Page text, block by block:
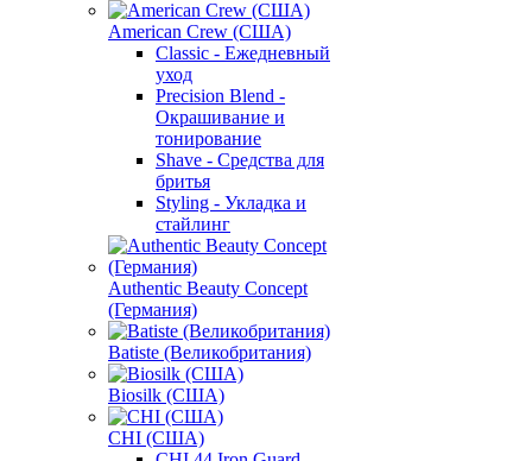
American Crew (США)
Classic - Ежедневный
уход
Precision Blend -
Окрашивание и
тонирование
Shave - Средства для
бритья
Styling - Укладка и
стайлинг
Authentic Beauty Concept
(Германия)
Batiste (Великобритания)
Biosilk (США)
CHI (США)